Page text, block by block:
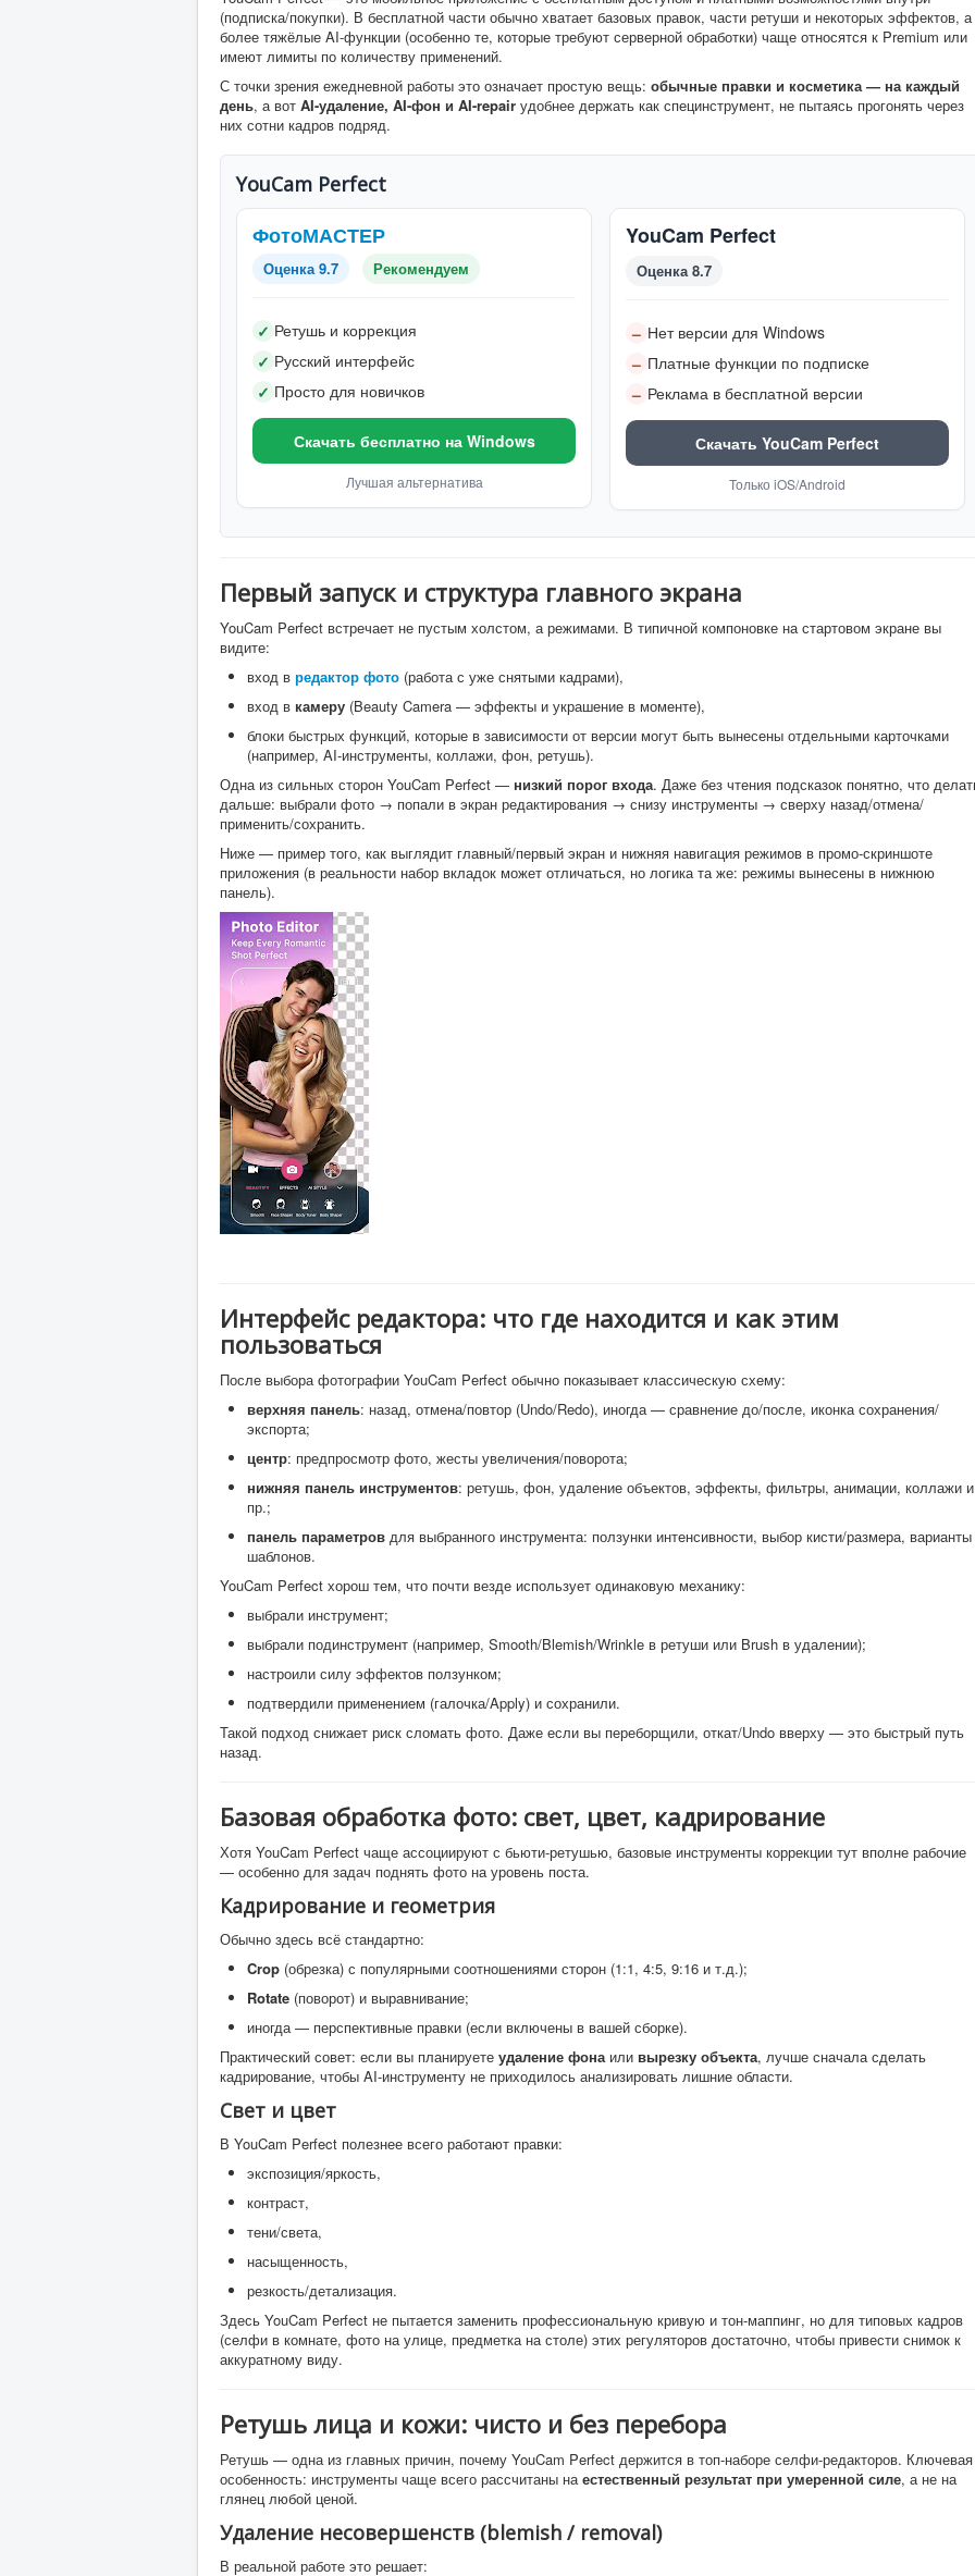
(подписка/покупки). В бесплатной части обычно хватает базовых правок, части ретуши и некоторых эффектов, а
более тяжёлые AI-функции (особенно те, которые требуют серверной обработки) чаще относятся к Premium или
имеют лимиты по количеству применений.
С точки зрения ежедневной работы это означает простую вещь: обычные правки и косметика — на каждый
день, а вот AI-удаление, AI-фон и AI-repair удобнее держать как специнструмент, не пытаясь прогонять через
них сотни кадров подряд.
YouCam Perfect
ФотоМАСТЕР
Оценка 9.7 Рекомендуем
✓ Ретушь и коррекция
✓ Русский интерфейс
✓ Просто для новичков
Скачать бесплатно на Windows
Лучшая альтернатива
YouCam Perfect
Оценка 8.7
– Нет версии для Windows
– Платные функции по подписке
– Реклама в бесплатной версии
Скачать YouCam Perfect
Только iOS/Android
Первый запуск и структура главного экрана
YouCam Perfect встречает не пустым холстом, а режимами. В типичной компоновке на стартовом экране вы
видите:
вход в редактор фото (работа с уже снятыми кадрами),
вход в камеру (Beauty Camera — эффекты и украшение в моменте),
блоки быстрых функций, которые в зависимости от версии могут быть вынесены отдельными карточками
(например, AI-инструменты, коллажи, фон, ретушь).
Одна из сильных сторон YouCam Perfect — низкий порог входа. Даже без чтения подсказок понятно, что
дальше: выбрали фото → попали в экран редактирования → снизу инструменты → сверху назад/отмена/
применить/сохранить.
Ниже — пример того, как выглядит главный/первый экран и нижняя навигация режимов в промо-скриншоте
приложения (в реальности набор вкладок может отличаться, но логика та же: режимы вынесены в нижнюю
панель).
Интерфейс редактора: что где находится и как этим
пользоваться
После выбора фотографии YouCam Perfect обычно показывает классическую схему:
верхняя панель: назад, отмена/повтор (Undo/Redo), иногда — сравнение до/после, иконка сохранения/
экспорта;
центр: предпросмотр фото, жесты увеличения/поворота;
нижняя панель инструментов: ретушь, фон, удаление объектов, эффекты, фильтры, анимации, коллажи и
пр.;
панель параметров для выбранного инструмента: ползунки интенсивности, выбор кисти/размера, варианты
шаблонов.
YouCam Perfect хорош тем, что почти везде использует одинаковую механику:
выбрали инструмент;
выбрали подинструмент (например, Smooth/Blemish/Wrinkle в ретуши или Brush в удалении);
настроили силу эффектов ползунком;
подтвердили применением (галочка/Apply) и сохранили.
Такой подход снижает риск сломать фото. Даже если вы переборщили, откат/Undo вверху — это быстрый путь
назад.
Базовая обработка фото: свет, цвет, кадрирование
Хотя YouCam Perfect чаще ассоциируют с бьюти-ретушью, базовые инструменты коррекции тут вполне рабочие
— особенно для задач поднять фото на уровень поста.
Кадрирование и геометрия
Обычно здесь всё стандартно:
Crop (обрезка) с популярными соотношениями сторон (1:1, 4:5, 9:16 и т.д.);
Rotate (поворот) и выравнивание;
иногда — перспективные правки (если включены в вашей сборке).
Практический совет: если вы планируете удаление фонаили вырезку объекта, лучше сначала сделать
кадрирование, чтобы AI-инструменту не приходилось анализировать лишние области.
Свет и цвет
В YouCam Perfect полезнее всего работают правки:
экспозиция/яркость,
контраст,
тени/света,
насыщенность,
резкость/детализация.
Здесь YouCam Perfect не пытается заменить профессиональную кривую и тон-маппинг, но для типовых кадров
(селфи в комнате, фото на улице, предметка на столе) этих регуляторов достаточно, чтобы привести снимок к
аккуратному виду.
Ретушь лица и кожи: чисто и без перебора
Ретушь — одна из главных причин, почему YouCam Perfect держится в топ-наборе селфи-редакторов. Ключевая
особенность: инструменты чаще всего рассчитаны наестественный результат при умеренной силе, а не на
глянец любой ценой.
Удаление несовершенств (blemish / removal)
В реальной работе это решает: